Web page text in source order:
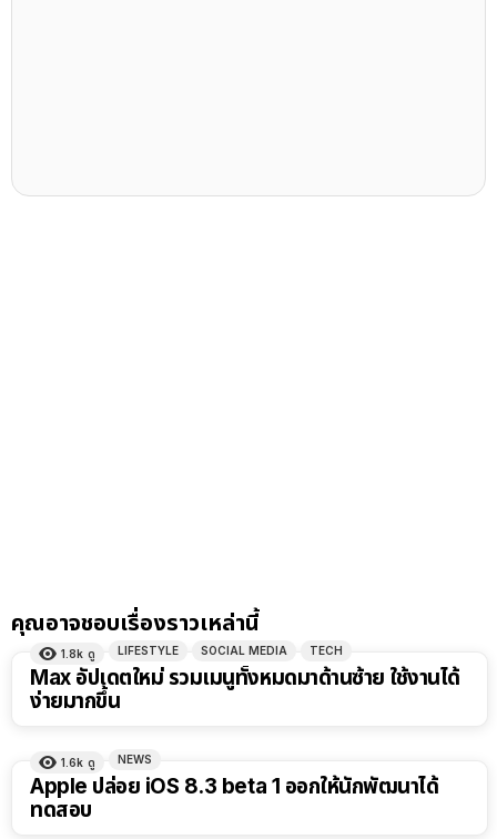
คุณอาจชอบเรื่องราวเหล่านี้
1.8k ดู LIFESTYLE SOCIAL MEDIA TECH
Max อัปเดตใหม่ รวมเมนูทั้งหมดมาด้านซ้าย ใช้งานได้
ง่ายมากขึ้น
1.6k ดู NEWS
Apple ปล่อย iOS 8.3 beta 1 ออกให้นักพัฒนาได้
ทดสอบ